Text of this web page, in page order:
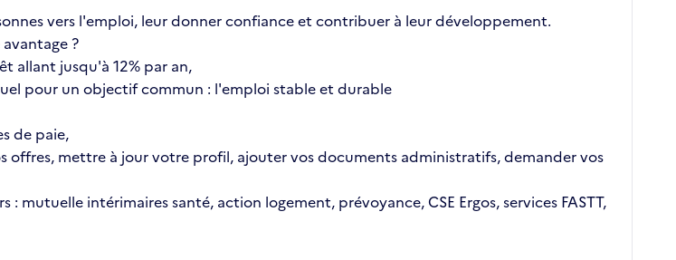
vers l'emploi, leur donner confiance et contribuer à leur développement.
?
allant jusqu'à 12% par an,
pour un objectif commun : l'emploi stable et durable
de paie,
offres, mettre à jour votre profil, ajouter vos documents administratifs, demander vos
intérimaires santé, action logement, prévoyance, CSE Ergos, services FASTT,